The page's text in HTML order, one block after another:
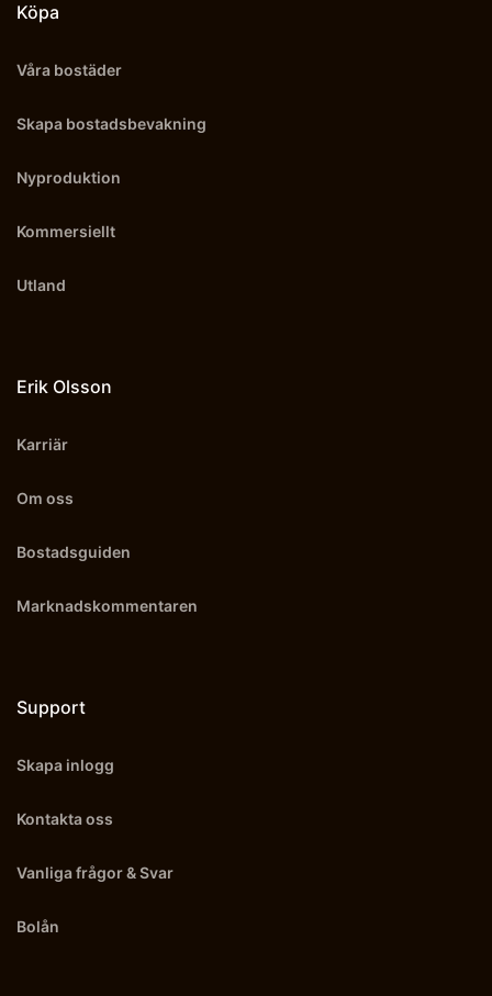
Köpa
Våra bostäder
Skapa bostadsbevakning
Nyproduktion
Kommersiellt
Utland
Erik Olsson
Karriär
Om oss
Bostadsguiden
Marknadskommentaren
Support
Skapa inlogg
Kontakta oss
Vanliga frågor & Svar
Bolån